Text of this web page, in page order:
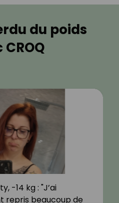
du poids
-14 kg : "J’ai
repris beaucoup de